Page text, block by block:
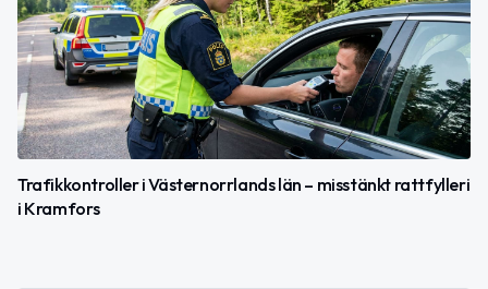
Trafikkontroller i Västernorrlands län – misstänkt rattfylleri
i Kramfors